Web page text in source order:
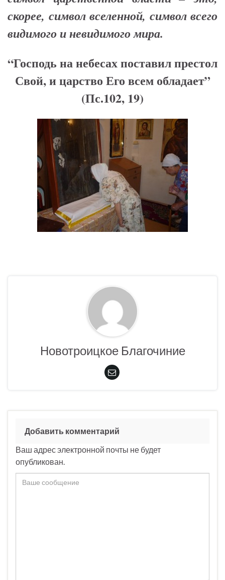
скорее, символ вселенной, символ всего
видимого и невидимого мира.
“Господь на небесах поставил престол
Свой, и царство Его всем обладает”
(Пс.102, 19)
Новотроицкое Благочиние
Добавить комментарий
Ваш адрес электронной почты не будет
опубликован.